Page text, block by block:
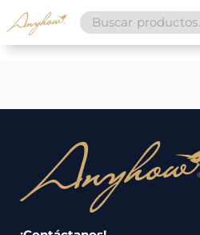
Search
for:
Nosotros
Servicios
Catálogo
Regalos